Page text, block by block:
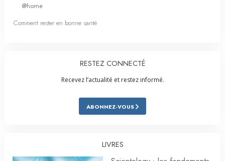
@home
Comment rester en bonne santé
RESTEZ CONNECTÉ
Recevez l’actualité et restez informé.
ABONNEZ-VOUS
LIVRES